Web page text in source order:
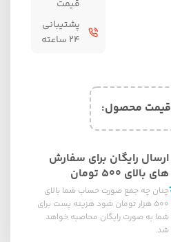
قیمت
پشتیبانی
۲۴ ساعته
قیمت محصول:​
ارسال رایگان برای سفارش
های بالای ۵۰۰ تومان
چنان چه جمع صورت حساب شما بالای
۵۰۰ هزار تومان شود هزینه پست برای
شما به صورت رایگان محاصبه خواهد
شد.